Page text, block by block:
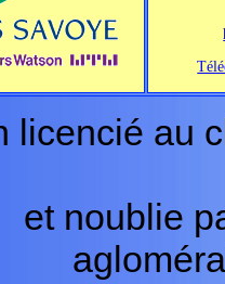
licencié au
et noublie